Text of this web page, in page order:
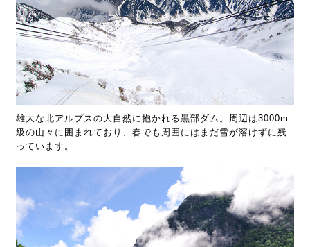
雄大な北アルプスの大自然に抱かれる黒部ダム。周辺は3000m
級の山々に囲まれており、春でも周囲にはまだ雪が溶けずに残
っています。